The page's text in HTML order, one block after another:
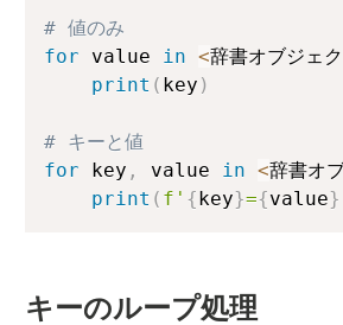
# 値のみ
for value in <辞書オブジェク
print ( key )
# キーと値
for key , value in <辞書オ
print ( f' {key}={value}
キーのループ処理